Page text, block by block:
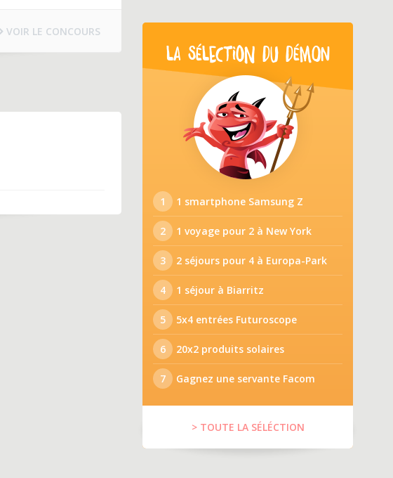
VOIR LE CONCOURS
LA SÉLECTION DU DÉMON
1 1 smartphone Samsung Z
2 1 voyage pour 2 à New York
3 2 séjours pour 4 à Europa-Park
4 1 séjour à Biarritz
5 5x4 entrées Futuroscope
6 20x2 produits solaires
7 Gagnez une servante Facom
> TOUTE LA SÉLÉCTION